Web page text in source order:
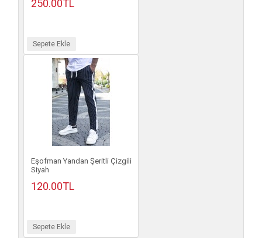
250.00TL
Sepete Ekle
Eşofman Yandan Şeritli Çizgili
Siyah
120.00TL
Sepete Ekle